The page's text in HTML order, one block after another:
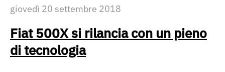
giovedì 20 settembre 2018
Fiat 500X si rilancia con un pieno
di tecnologia